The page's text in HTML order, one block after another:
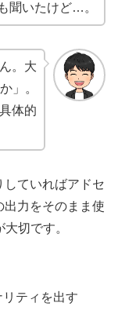
聞いたけど…。
。大
」。
体的
ていればアドセ
出力をそのまま使
切です。
ティを出す